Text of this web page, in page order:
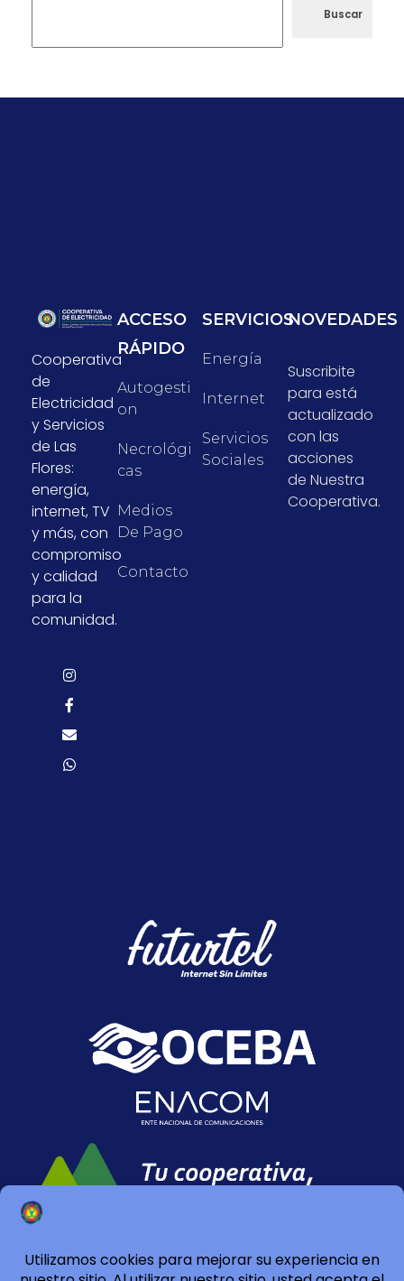
Buscar
Cooperativa
de
Electricidad
y Servicios
de Las
Flores:
energía,
internet, TV
y más, con
compromiso
y calidad
para la
comunidad.
ACCESO
RÁPIDO
Autogesti
On
Necrológi
Cas
Medios
De Pago
Contacto
SERVICIOS
Energía
Internet
Servicios
Sociales
NOVEDADES
Suscribite
para está
actualizado
con las
acciones
de Nuestra
Cooperativa.